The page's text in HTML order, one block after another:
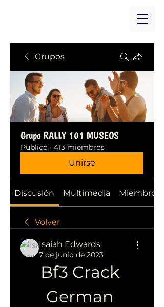
Grupos
Grupo RALLY 101 MUSEOS
Público · 413 miembros
Unirse
Discusión Multimedia Miembros
Volver
Isaiah Edwards
7 de junio de 2023
Bf3 Crack
German